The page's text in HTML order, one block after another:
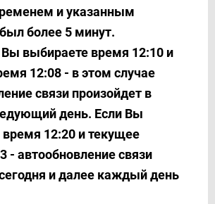
и указанным
более 5 минут.
выбираете время 12:10 и
12:08 - в этом случае
связи произойдет в
день. Если Вы
12:20 и текущее
- автообновление связи
и далее каждый день